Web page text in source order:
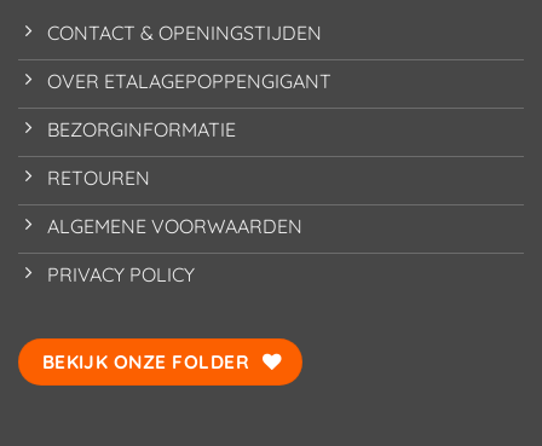
CONTACT & OPENINGSTIJDEN
OVER ETALAGEPOPPENGIGANT
BEZORGINFORMATIE
RETOUREN
ALGEMENE VOORWAARDEN
PRIVACY POLICY
BEKIJK ONZE FOLDER